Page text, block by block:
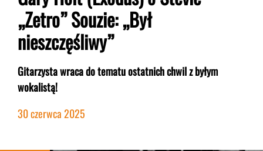
„Zetro” Souzie: „Był
nieszczęśliwy”
Gitarzysta wraca do tematu ostatnich chwil z byłym
wokalistą!
30 czerwca 2025